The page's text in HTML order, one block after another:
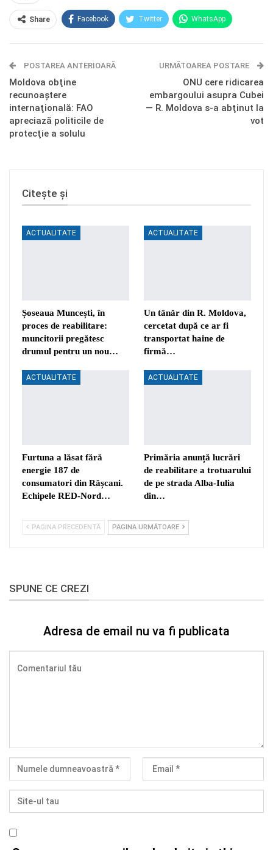
Share Facebook Twitter WhatsApp
Telegram OK.ru
POSTAREA ANTERIOARĂ
Moldova obţine
recunoaştere
internaţională: FAO
apreciază politicile de
protecţie a solulu
URMĂTOAREA POSTARE
ONU cere ridicarea
embargoului asupra Cubei
— R. Moldova s-a abţinut la
vot
Citește și
ACTUALITATE
Șoseaua Muncești, în
proces de reabilitare:
muncitorii pregătesc
drumul pentru un nou…
ACTUALITATE
Un tânăr din R. Moldova,
cercetat după ce ar fi
transportat haine de
firmă…
ACTUALITATE
Furtuna a lăsat fără
energie 187 de
consumatori din Râșcani.
Echipele RED-Nord…
ACTUALITATE
Primăria anunță lucrări
de reabilitare a trotuarului
de pe strada Alba-Iulia
din…
PAGINA PRECEDENTĂ PAGINA URMĂTOARE
SPUNE CE CREZI
Adresa de email nu va fi publicata